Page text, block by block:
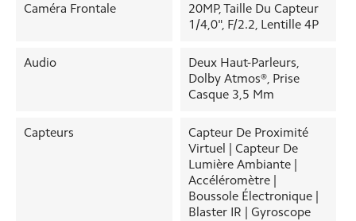
Caméra Frontale
20MP, Taille Du Capteur
1/4,0", F/2.2, Lentille 4P
Audio
Deux Haut-Parleurs,
Dolby Atmos®, Prise
Casque 3,5 Mm
Capteurs
Capteur De Proximité
Virtuel | Capteur De
Lumière Ambiante |
Accéléromètre |
Boussole Électronique |
Blaster IR | Gyroscope